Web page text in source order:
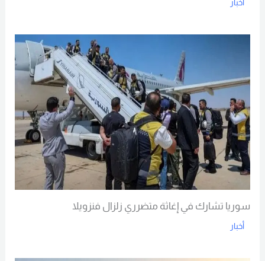
أخبار
سوريا تشارك في إغاثة متضرري زلزال فنزويلا
أخبار